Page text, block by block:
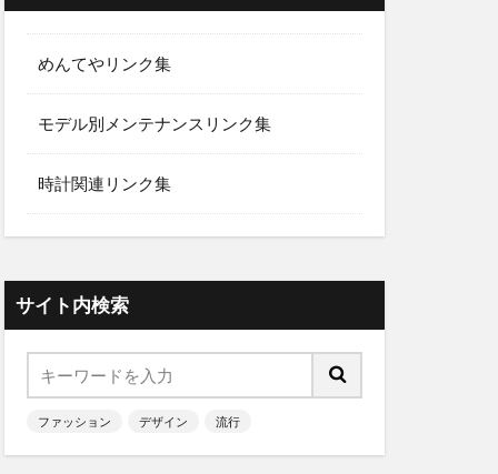
めんてやリンク集
モデル別メンテナンスリンク集
時計関連リンク集
サイト内検索
ファッション デザイン 流行